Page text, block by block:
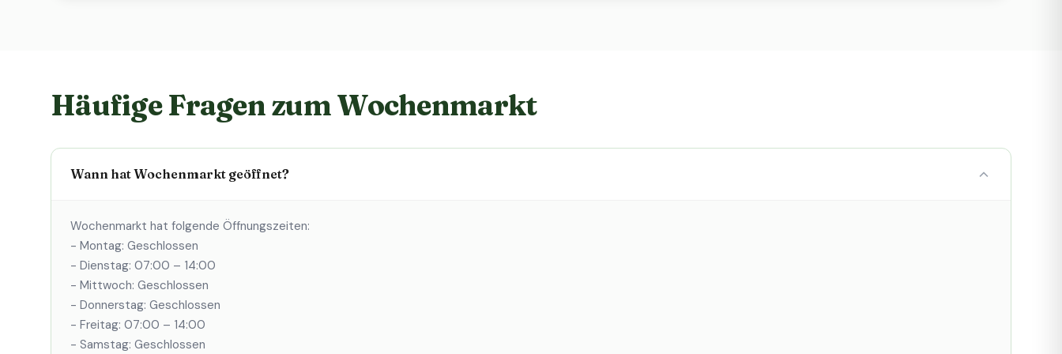
Häufige Fragen zum Wochenmarkt
Wann hat Wochenmarkt geöffnet?
Wochenmarkt hat folgende Öffnungszeiten:
- Montag: Geschlossen
- Dienstag: 07:00 – 14:00
- Mittwoch: Geschlossen
- Donnerstag: Geschlossen
- Freitag: 07:00 – 14:00
- Samstag: Geschlossen